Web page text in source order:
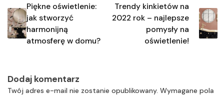
Piękne oświetlenie:
jak stworzyć
harmonijną
atmosferę w domu?
Trendy kinkietów na
2022 rok – najlepsze
pomysły na
oświetlenie!
Dodaj komentarz
Twój adres e-mail nie zostanie opublikowany. Wymagane pola